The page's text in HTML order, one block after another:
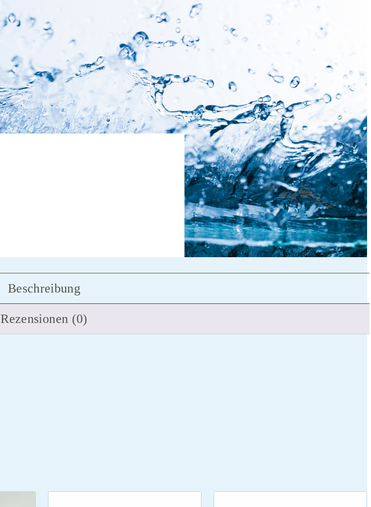
Beschreibung
Rezensionen (0)